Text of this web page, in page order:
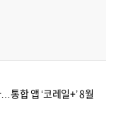
통합 앱 ‘코레일+’ 8월